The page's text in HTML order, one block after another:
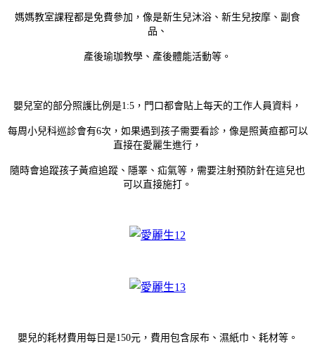
媽媽教室課程都是免費參加，像是新生兒沐浴、新生兒按摩、副食
品、
產後瑜珈教學、產後體能活動等。
嬰兒室的部分照護比例是1:5，門口都會貼上每天的工作人員資料，
每周小兒科巡診會有6次，如果遇到孩子需要看診，像是照黃疸都可以
直接在愛麗生進行，
隨時會追蹤孩子黃疸追蹤、隱睪、疝氣等，需要注射預防針在這兒也
可以直接施打。
嬰兒的耗材費用每日是150元，費用包含尿布、濕紙巾、耗材等。